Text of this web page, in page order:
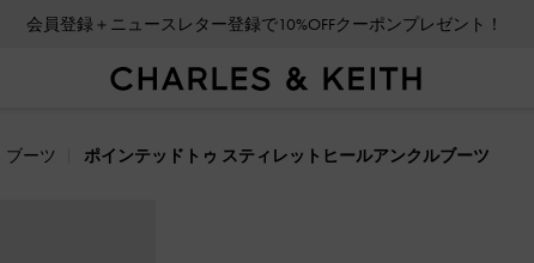
会員登録＋ニュースレター登録で10%OFFクーポンプレゼント！
ブーツ ポインテッドトゥ スティレットヒールアンクルブーツ